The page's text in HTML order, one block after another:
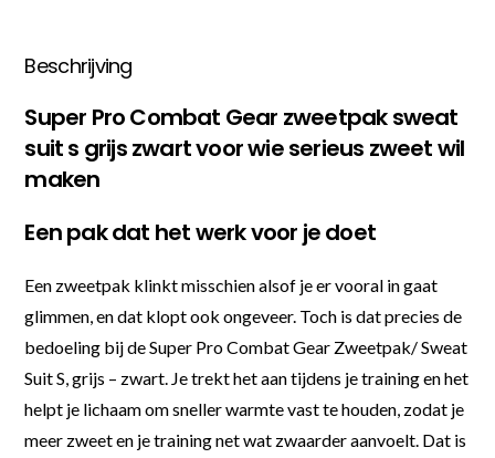
Beschrijving
Super Pro Combat Gear zweetpak sweat
suit s grijs zwart voor wie serieus zweet wil
maken
Een pak dat het werk voor je doet
Een zweetpak klinkt misschien alsof je er vooral in gaat
glimmen, en dat klopt ook ongeveer. Toch is dat precies de
bedoeling bij de Super Pro Combat Gear Zweetpak/ Sweat
Suit S, grijs – zwart. Je trekt het aan tijdens je training en het
helpt je lichaam om sneller warmte vast te houden, zodat je
meer zweet en je training net wat zwaarder aanvoelt. Dat is